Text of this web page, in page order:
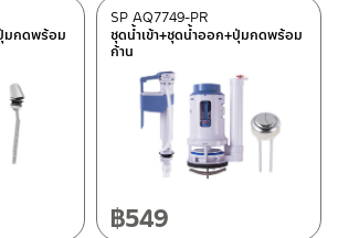
UF
(1)
96789(1)
UF
PR
UF
BLACK
(1)
มกดพร้อม
ชุดน้ำเข้า+ชุดน้ำออก+ปุ่มกดพร้อม
ก้าน
SP AQ7749-PR
฿549